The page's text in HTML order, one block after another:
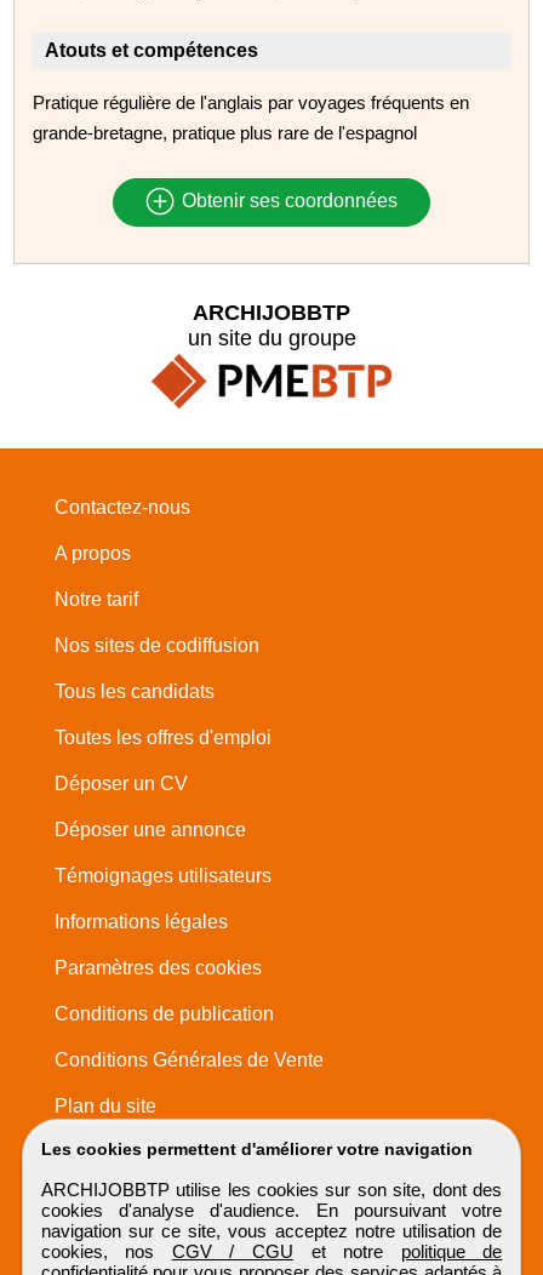
Atouts et compétences
Pratique régulière de l'anglais par voyages fréquents en
grande-bretagne, pratique plus rare de l'espagnol
Obtenir ses coordonnées
Les cookies permettent d'améliorer votre navigation
ARCHIJOBBTP utilise les cookies sur son site, dont des
cookies d'analyse d'audience. En poursuivant votre
navigation sur ce site, vous acceptez notre utilisation de
cookies, nos CGV / CGU et notre politique de
ARCHIJOBBTP
un site du groupe
Contactez-nous
A propos
Notre tarif
Nos sites de codiffusion
Tous les candidats
Toutes les offres d'emploi
Déposer un CV
Déposer une annonce
Témoignages utilisateurs
Informations légales
Paramètres des cookies
Conditions de publication
Conditions Générales de Vente
Plan du site